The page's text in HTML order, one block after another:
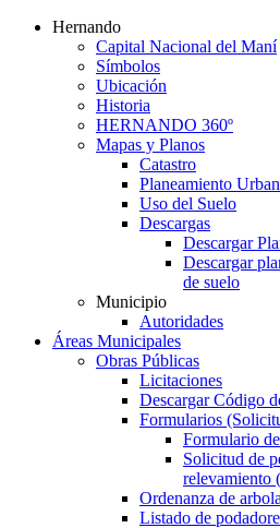
Hernando
Capital Nacional del Maní
Símbolos
Ubicación
Historia
HERNANDO 360º
Mapas y Planos
Catastro
Planeamiento
Uso del Suelo
Descargas
Descargar
Descargar
de suelo
Municipio
Autoridades
Áreas Municipales
Obras Públicas
Licitaciones
Descargar Código
Formularios
Formulario
Solicitud de
relevamiento
Ordenanza de
Listado de